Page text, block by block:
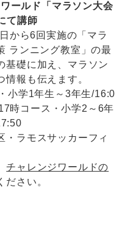
ールド「マラソン大会
て講師
から6回実施の「マラ
ランニング教室」の最
基礎に加え、マラソン
情報も伝えます。
小学1年生～3年生/16:0
時コース・小学2～6年
・ラモスサッカーフィ
チャレンジワールドの
ださい。